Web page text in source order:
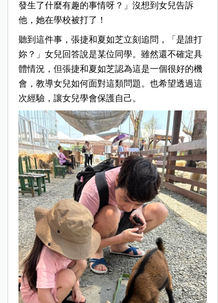
發生了什麼有趣的事情呀？」沒想到女兒告訴
他，她在學校被打了！
聽到這件事，張捷和夏如芝立刻追問，「是誰打
妳？」女兒回答說是某位同學。雖然還不確定具
體情況，但張捷和夏如芝認為這是一個很好的機
會，教導女兒如何面對這類問題。也希望透過這
次經驗，讓女兒學會保護自己。